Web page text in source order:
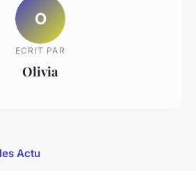
O
ECRIT PAR
Olivia
Actu